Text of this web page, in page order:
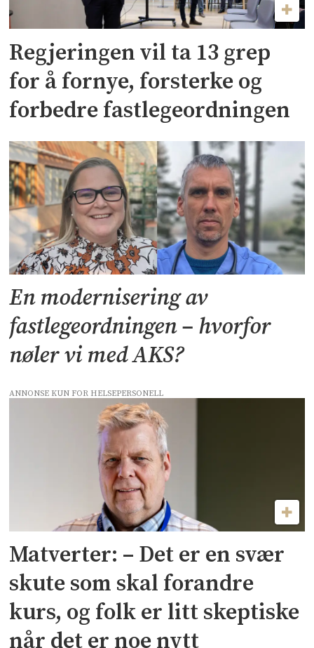
Regjeringen vil ta 13 grep
for å fornye, forsterke og
forbedre fastlegeordningen
En modernisering av
fastlegeordningen – hvorfor
nøler vi med AKS?
ANNONSE KUN FOR HELSEPERSONELL
Matverter: – Det er en svær
skute som skal forandre
kurs, og folk er litt skeptiske
når det er noe nytt